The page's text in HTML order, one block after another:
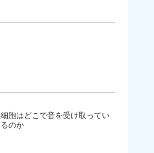
細胞はどこで音を受け取ってい
るのか